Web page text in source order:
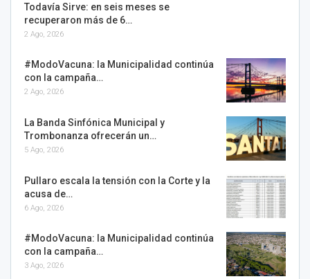
Todavía Sirve: en seis meses se
recuperaron más de 6…
2 Ago, 2026
#ModoVacuna: la Municipalidad continúa
con la campaña…
2 Ago, 2026
La Banda Sinfónica Municipal y
Trombonanza ofrecerán un…
5 Ago, 2026
Pullaro escala la tensión con la Corte y la
acusa de…
6 Ago, 2026
#ModoVacuna: la Municipalidad continúa
con la campaña…
3 Ago, 2026